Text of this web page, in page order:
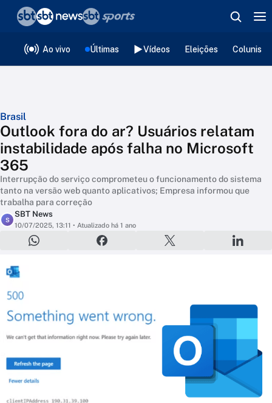
Ao vivo Últimas Vídeos Eleições
Brasil
Outlook fora do ar? Usuários relatam
instabilidade após falha no Microsoft
365
Interrupção do serviço comprometeu o funcionamento do sistema
tanto na versão web quanto aplicativos; Empresa informou que
trabalha para correção
S
SBT News
10/07/2025, 13:11 • Atualizado há 1 ano
❮voltar
Editorias